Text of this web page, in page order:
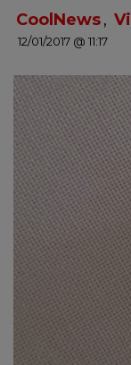
HOT 30
RADIO
NEWS
CONTUL MEU
CoolNews,
12/01/2017 @ 11:17